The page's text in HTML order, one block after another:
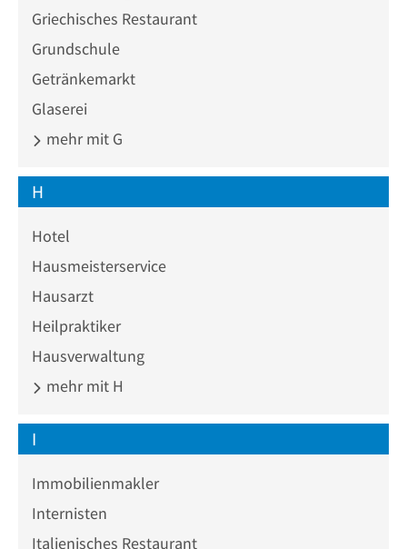
Griechisches Restaurant
Grundschule
Getränkemarkt
Glaserei
mehr mit G
H
Hotel
Hausmeisterservice
Hausarzt
Heilpraktiker
Hausverwaltung
mehr mit H
I
Immobilienmakler
Internisten
Italienisches Restaurant